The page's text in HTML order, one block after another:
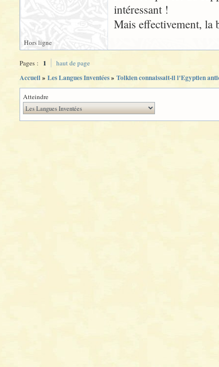
intéressant !
Mais effectivement, la
Hors ligne
Pages : 1 haut de page
Accueil» Les Langues Inventées» Tolkien connaissait-il l'Egyptien
Atteindre